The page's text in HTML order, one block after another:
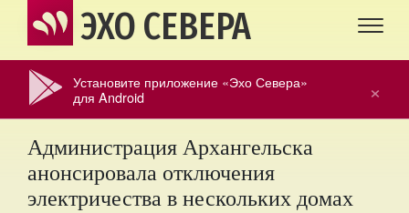
ЭХО СЕВЕРА
×
Установите приложение «Эхо Севера»
для Android
Администрация Архангельска
анонсировала отключения
электричества в нескольких домах